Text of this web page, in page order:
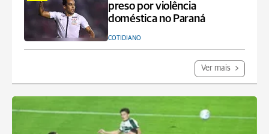
preso por violência
doméstica no Paraná
COTIDIANO
Ver mais